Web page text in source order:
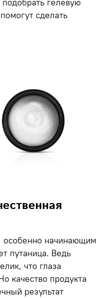
гелевую
сделать
особенно начинающим
путаница. Ведь
что глаза
качество продукта
результат